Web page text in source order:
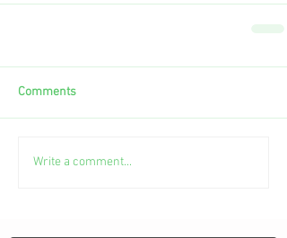
Comments
Write a comment...